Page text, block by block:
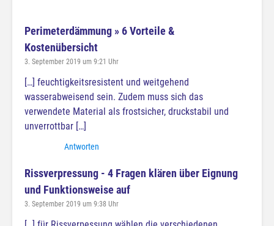
Perimeterdämmung » 6 Vorteile &
Kostenübersicht
3. September 2019 um 9:21 Uhr
[…] feuchtigkeitsresistent und weitgehend
wasserabweisend sein. Zudem muss sich das
verwendete Material als frostsicher, druckstabil und
unverrottbar […]
Antworten
Rissverpressung - 4 Fragen klären über Eignung
und Funktionsweise auf
3. September 2019 um 9:38 Uhr